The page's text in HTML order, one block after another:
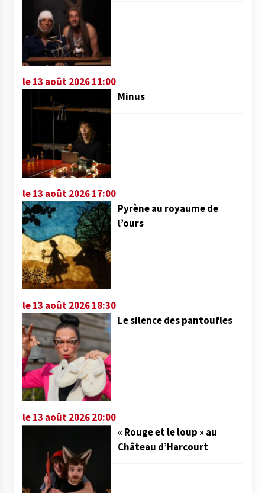
le 13 août 2026 11:00
Minus
le 13 août 2026 17:00
Pyrène au royaume de
l’ours
le 13 août 2026 18:30
Le silence des pantoufles
le 13 août 2026 20:00
« Rouge et le loup » au
Château d’Harcourt